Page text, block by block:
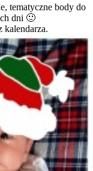
tematyczne body do
dni 🙂
kalendarza.